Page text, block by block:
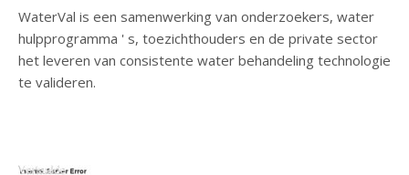
WaterVal is een samenwerking van onderzoekers, water
hulpprogramma ' s, toezichthouders en de private sector
het leveren van consistente water behandeling technologie
te valideren.